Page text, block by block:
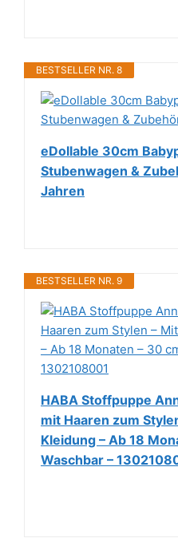
BESTSELLER NR. 8
eDollable 30cm
Stubenwagen &
Jahren
BESTSELLER NR. 9
HABA Stoffpuppe
mit Haaren zum
Kleidung – Ab 18
Waschbar –